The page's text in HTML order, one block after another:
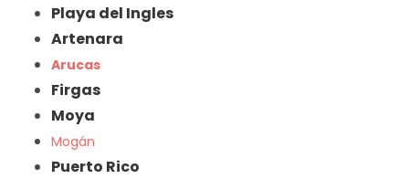
Playa del Ingles
Artenara
Arucas
Firgas
Moya
Mogán
Puerto Rico